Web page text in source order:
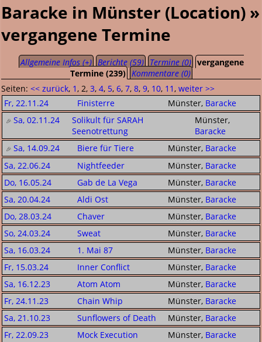
Baracke in Münster (Location) »
vergangene Termine
Allgemeine Infos (+) Berichte (59) Termine (0) vergangene
Termine (239)
Kommentare (0)
Seiten: << zurück, 1 , 2, 3, 4, 5, 6, 7, 8, 9, 10, 11 , weiter >>
Fr, 22.11.24
Finisterre Münster, Baracke
Sa, 02.11.24
Solikult für SARAH
Seenotrettung
Münster,
Baracke
Sa, 14.09.24
Biere für Tiere Münster, Baracke
Sa, 22.06.24
Nightfeeder Münster, Baracke
Do, 16.05.24
Gab de La Vega Münster, Baracke
Sa, 20.04.24
Aldi Ost Münster, Baracke
Do, 28.03.24
Chaver Münster, Baracke
So, 24.03.24
Sweat Münster, Baracke
Sa, 16.03.24
1. Mai 87 Münster, Baracke
Fr, 15.03.24
Inner Conflict Münster, Baracke
Sa, 16.12.23
Atom Atom Münster, Baracke
Fr, 24.11.23
Chain Whip Münster, Baracke
Sa, 21.10.23
Sunflowers of Death Münster, Baracke
Fr, 22.09.23
Mock Execution Münster, Baracke